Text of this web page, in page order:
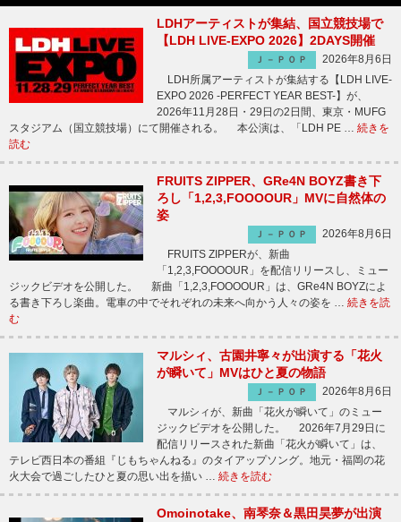
LDHアーティストが集結、国立競技場で
【LDH LIVE-EXPO 2026】2DAYS開催
Ｊ－ＰＯＰ
2026年8月6日
LDH所属アーティストが集結する【LDH LIVE-
EXPO 2026 -PERFECT YEAR BEST-】が、
2026年11月28日・29日の2日間、東京・MUFG
スタジアム（国立競技場）にて開催される。 本公演は、「LDH PE … 続きを
読む
FRUITS ZIPPER、GRe4N BOYZ書き下
ろし「1,2,3,FOOOOUR」MVに自然体の
姿
Ｊ－ＰＯＰ
2026年8月6日
FRUITS ZIPPERが、新曲
「1,2,3,FOOOOUR」を配信リリースし、ミュー
ジックビデオを公開した。 新曲「1,2,3,FOOOOUR」は、GRe4N BOYZによ
る書き下ろし楽曲。電車の中でそれぞれの未来へ向かう人々の姿を … 続きを読
む
マルシィ、古園井寧々が出演する「花火
が瞬いて」MVはひと夏の物語
Ｊ－ＰＯＰ
2026年8月6日
マルシィが、新曲「花火が瞬いて」のミュー
ジックビデオを公開した。 2026年7月29日に
配信リリースされた新曲「花火が瞬いて」は、
テレビ西日本の番組『じもちゃんねる』のタイアップソング。地元・福岡の花
火大会で過ごしたひと夏の思い出を描い … 続きを読む
Omoinotake、南琴奈＆黒田昊夢が出演